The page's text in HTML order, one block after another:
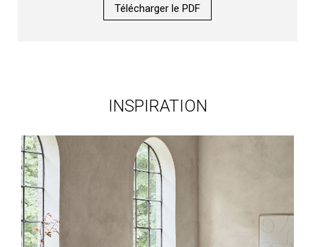
Télécharger le PDF
INSPIRATION